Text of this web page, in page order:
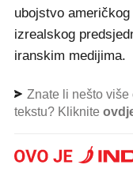
ubojstvo
izrealskog
iranskim medijima.
Znate li nešto
tekstu? Kliknite